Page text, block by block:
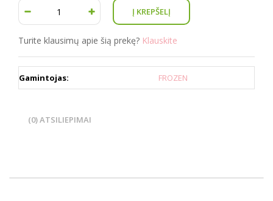
Turite klausimų apie šią prekę? Klauskite
Gamintojas: FROZEN
(0) ATSILIEPIMAI